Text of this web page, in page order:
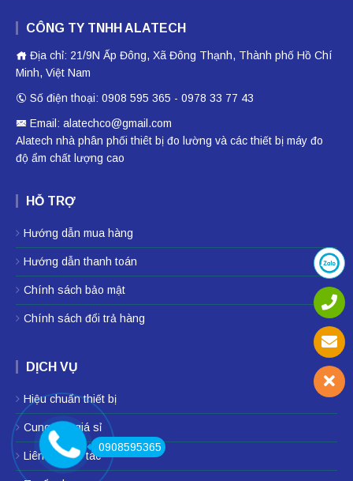
CÔNG TY TNHH ALATECH
Địa chỉ: 21/9N Ấp Đông, Xã Đông Thạnh, Thành phố Hồ Chí
Minh, Việt Nam
Số điện thoại: 0908 595 365 - 0978 33 77 43
Email: alatechco@gmail.com
Alatech nhà phân phối thiêt bị đo lường và các thiết bị máy đo
độ ẩm chất lượng cao
HỖ TRỢ
Hướng dẫn mua hàng
Hướng dẫn thanh toán
Chính sách bảo mật
Chính sách đổi trả hàng
DỊCH VỤ
Hiệu chuẩn thiết bị
Cung cấp giá sỉ
Liên hệ hợp tác
0908595365